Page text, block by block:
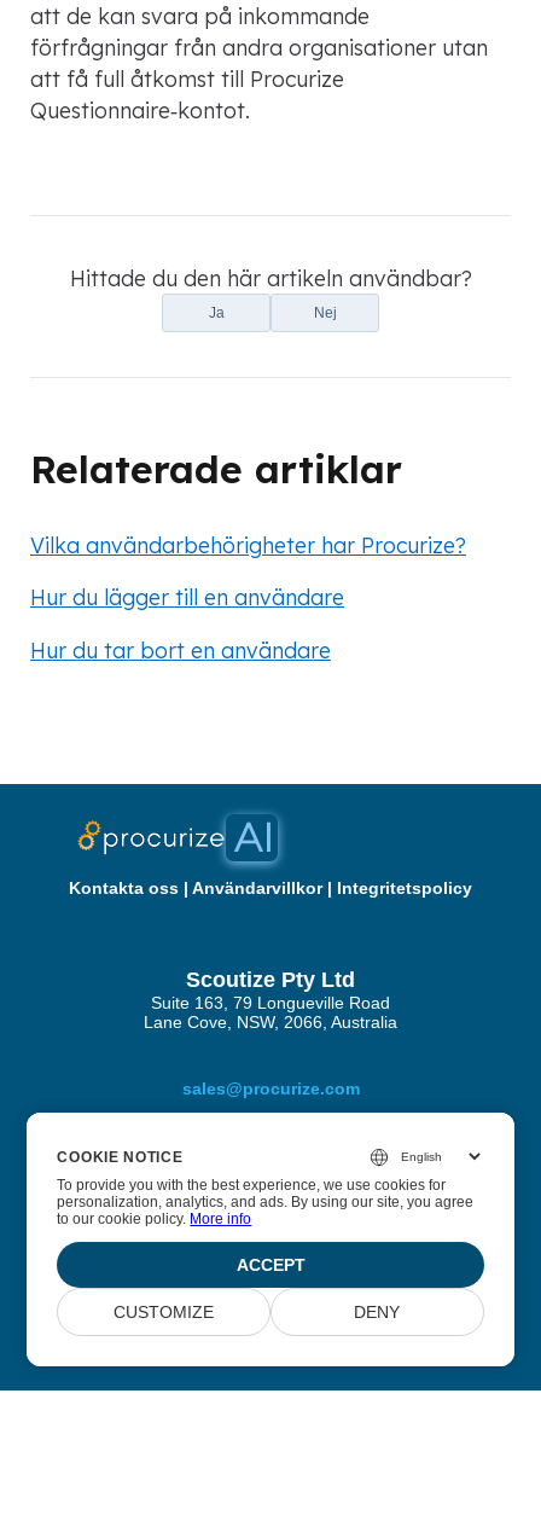
att de kan svara på inkommande
förfrågningar från andra organisationer utan
att få full åtkomst till Procurize
Questionnaire‑kontot.
Hittade du den här artikeln användbar?
Ja Nej
Relaterade artiklar
Vilka användarbehörigheter har Procurize?
Hur du lägger till en användare
Hur du tar bort en användare
Kontakta oss | Användarvillkor| Integritetspolicy
Scoutize Pty Ltd
Suite 163, 79 Longueville Road
Lane Cove, NSW, 2066, Australia
sales@procurize.com
Om Procurize AI
Vi hjälper företag att eliminera manuellt arbete från
© 2026 Scoutize Pty Ltd
COOKIE NOTICE
To provide you with the best experience, we use cookies for
personalization, analytics, and ads. By using our site, you agree
to our cookie policy. More info
ACCEPT
CUSTOMIZE DENY
COOKIE NOTICE
To provide you with the best experience, we use cookies for
personalization, analytics, and ads. By using our site, you agree
to our cookie policy. More info
ACCEPT
CUSTOMIZE DENY